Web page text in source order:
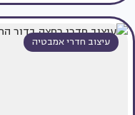
עיצוב חדרי אמבטיה